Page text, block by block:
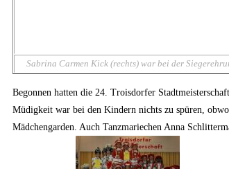
Sabrina Carmen Kick (rechts) war bei der
Begonnen hatten die 24. Troisdorfer
Müdigkeit war bei den Kindern nichts zu spüren,
Mädchengarden. Auch Tanzmariechen Anna